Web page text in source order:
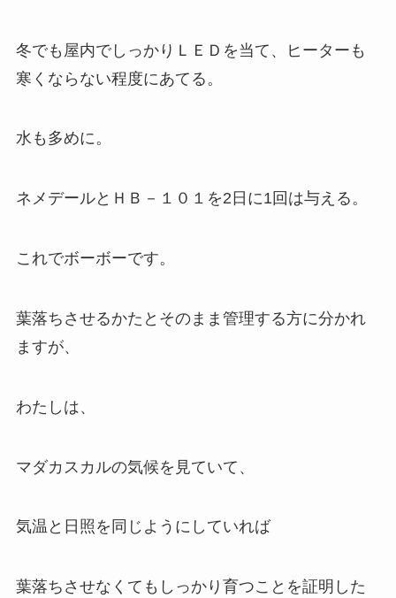
冬でも屋内でしっかりＬＥＤを当て、ヒーターも
寒くならない程度にあてる。
水も多めに。
ネメデールとＨＢ－１０１を2日に1回は与える。
これでボーボーです。
葉落ちさせるかたとそのまま管理する方に分かれ
ますが、
わたしは、
マダカスカルの気候を見ていて、
気温と日照を同じようにしていれば
葉落ちさせなくてもしっかり育つことを証明した